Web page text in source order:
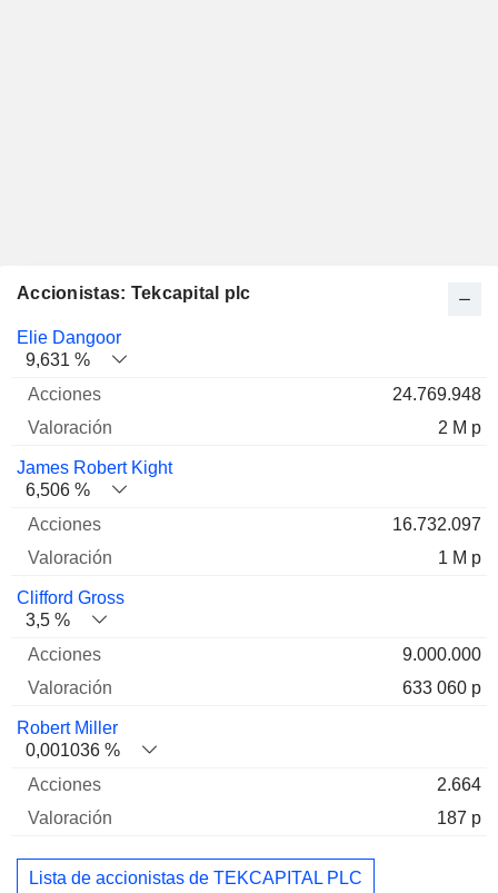
Accionistas: Tekcapital plc
Nombre Acciones
Elie Dangoor
9,631 %
24.769.948
2 M p
James Robert Kight
6,506 %
16.732.097
1 M p
Clifford Gross
3,5 %
9.000.000
633 060 p
Robert Miller
0,001036 %
2.664
187 p
Lista de accionistas de TEKCAPITAL PLC